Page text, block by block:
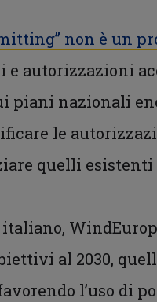
non è un
e autorizzazioni
piani nazionali
le
quelli
al 2030,
l’uso di